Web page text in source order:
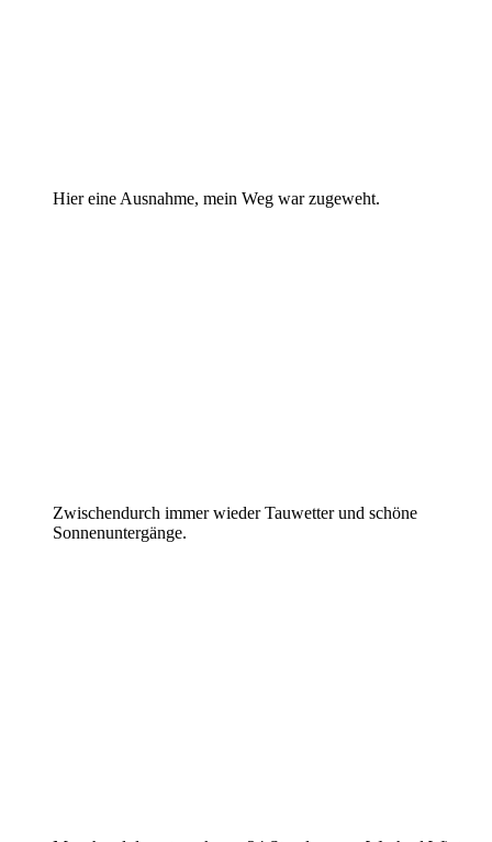
Hier eine Ausnahme, mein Weg war zugeweht.
Zwischendurch immer wieder Tauwetter und schöne
Sonnenuntergänge.